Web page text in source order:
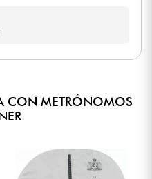
CON METRÓNOMOS